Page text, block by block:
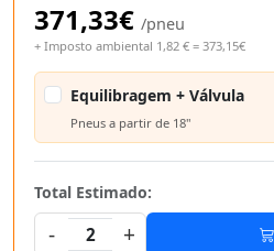
371,33€ /pneu
+ Imposto ambiental 1,82 € = 373,15€
Equilibragem + Válvula
Pneus a partir de 18"
Total Estimado:
-
2 +